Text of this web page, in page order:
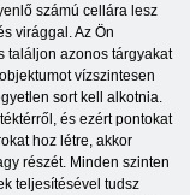
számú cellára lesz
virággal. Az Ön
találjon azonos tárgyakat
vízszintesen
sort kell alkotnia.
és ezért pontokat
hoz létre, akkor
részét. Minden szinten
teljesítésével tudsz